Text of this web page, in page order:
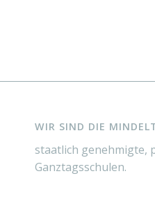
WIR SIND DIE
staatlich genehmigte,
Ganztagsschulen.